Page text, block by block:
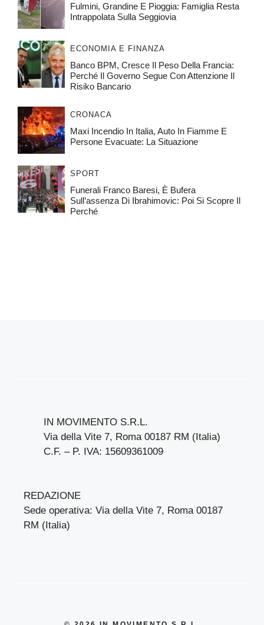
Fulmini, Grandine E Pioggia: Famiglia Resta
Intrappolata Sulla Seggiovia
ECONOMIA E FINANZA
Banco BPM, Cresce Il Peso Della Francia:
Perché Il Governo Segue Con Attenzione Il
Risiko Bancario
CRONACA
Maxi Incendio In Italia, Auto In Fiamme E
Persone Evacuate: La Situazione
SPORT
Funerali Franco Baresi, È Bufera
Sull’assenza Di Ibrahimovic: Poi Si Scopre Il
Perché
IN MOVIMENTO S.R.L.
Via della Vite 7, Roma 00187 RM (Italia)
C.F. – P. IVA: 15609361009
REDAZIONE
Sede operativa: Via della Vite 7, Roma 00187
RM (Italia)